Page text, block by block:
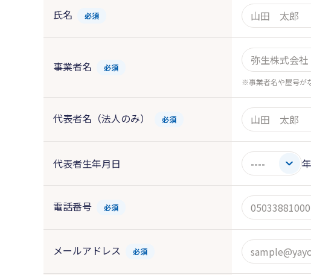
氏名 必須
事業者名
必須
事業者名や屋号が
代表者名（法人のみ） 必須
代表者生年月日 年
電話番号 必須
メールアドレス 必須